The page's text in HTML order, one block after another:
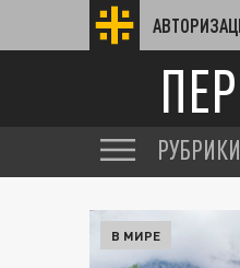
РУБРИКИ
В МИРЕ